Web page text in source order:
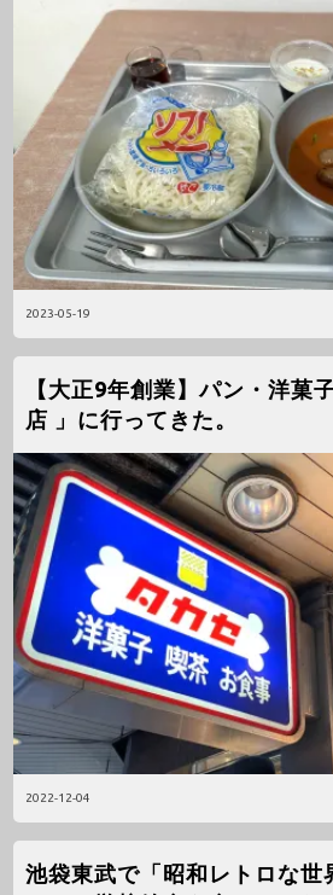
2023-05-19
2022-12-04
【大正9年創業】パン・洋菓
店 」に行ってきた。
池袋東武で「昭和レトロな世